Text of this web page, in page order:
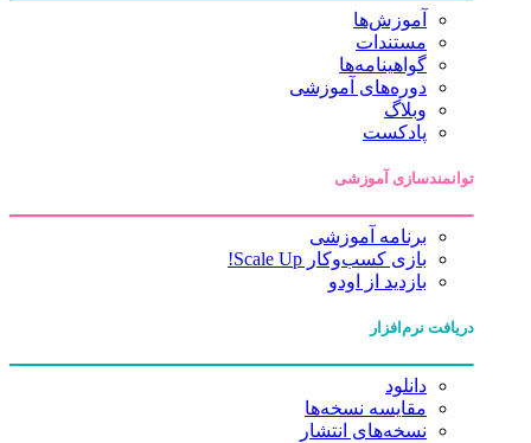
آموزش‌ها
مستندات
گواهینامه‌ها
دوره‌های آموزشی
وبلاگ
پادکست
توانمندسازی آموزشی
برنامه آموزشی
بازی کسب‌وکار Scale Up!
بازدید از اودو
دریافت نرم‌افزار
دانلود
مقایسه نسخه‌ها
نسخه‌های انتشار